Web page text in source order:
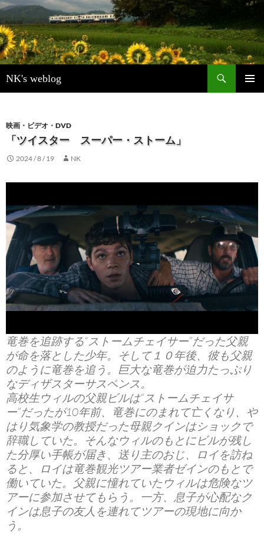
NK's weblog
索
ン
ツ
ス
映画・ビデオ・DVD
「ツイスター スーパー・ストーム」
2024 / 8 / 19 NK
竜巻を追跡する“ストームチェイサー”だった父親
が命を落とした少年。そして１０年後、彼も父親
のように竜巻を追う。巨大な竜巻が迫力たっぷり
なディザスターサスペンス。
高校生ウィルの父親ビルは“ストームチェイサ
ー”だったが10年前、竜巻にのまれて亡くなり、や
はり気象学の教授だった母親クインはショックで
辞職していた。そんなウィルのもとにビルが残し
た分厚い手帳が届き、送り主のおじ、ロイを訪ね
ると、ロイは竜巻観光ツアー業者ゼインのもとで
働いていた。父親に憧れていたウィルは危険なツ
アーに参加させてもらう。一方、息子が心配なク
インは息子の友人を連れてツアーの現地に向か
う。